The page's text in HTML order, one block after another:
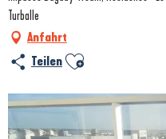
Turballe
Anfahrt
Teilen Ajouter aux favoris